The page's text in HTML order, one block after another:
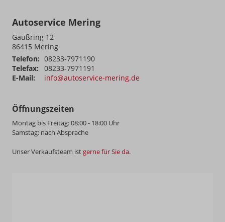
Autoservice Mering
Gaußring 12
86415 Mering
Telefon: 08233-7971190
Telefax:
08233-7971191
E-Mail:
info@autoservice-mering.de
Öffnungszeiten
Montag bis Freitag: 08:00 - 18:00 Uhr
Samstag: nach Absprache
Unser Verkaufsteam ist gerne für Sie da.